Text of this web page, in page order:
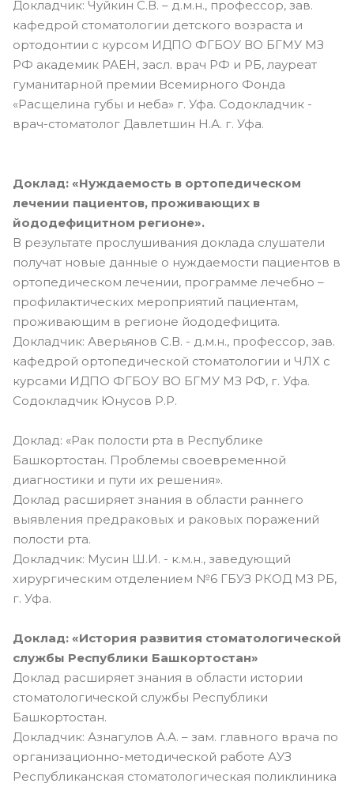
Докладчик: Чуйкин С.В. – д.м.н., профессор, зав.
кафедрой стоматологии детского возраста и
ортодонтии с курсом ИДПО ФГБОУ ВО БГМУ МЗ
РФ академик РАЕН, засл. врач РФ и РБ, лауреат
гуманитарной премии Всемирного Фонда
«Расщелина губы и неба» г. Уфа. Содокладчик -
врач-стоматолог Давлетшин Н.А. г. Уфа.
Доклад: «Нуждаемость в ортопедическом
лечении пациентов, проживающих в
йододефицитном регионе».
В результате прослушивания доклада слушатели
получат новые данные о нуждаемости пациентов в
ортопедическом лечении, программе лечебно –
профилактических мероприятий пациентам,
проживающим в регионе йододефицита.
Докладчик: Аверьянов С.В. - д.м.н., профессор, зав.
кафедрой ортопедической стоматологии и ЧЛХ с
курсами ИДПО ФГБОУ ВО БГМУ МЗ РФ, г. Уфа.
Содокладчик Юнусов Р.Р.
Доклад: «Рак полости рта в Республике
Башкортостан. Проблемы своевременной
диагностики и пути их решения».
Доклад расширяет знания в области раннего
выявления предраковых и раковых поражений
полости рта.
Докладчик: Мусин Ш.И. - к.м.н., заведующий
хирургическим отделением №6 ГБУЗ РКОД МЗ РБ,
г. Уфа.
Доклад: «История развития стоматологической
службы Республики Башкортостан»
Доклад расширяет знания в области истории
стоматологической службы Республики
Башкортостан.
Докладчик: Азнагулов А.А. – зам. главного врача по
организационно-методической работе АУЗ
Республиканская стоматологическая поликлиника